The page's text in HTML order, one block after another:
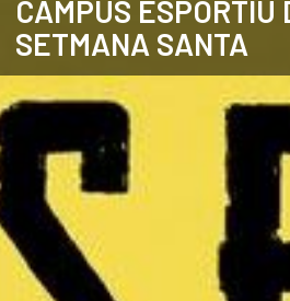
ANGLÈS
CAMPUS ESPORTIU
SETMANA SANTA